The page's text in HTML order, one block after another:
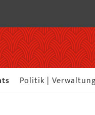
Politik |